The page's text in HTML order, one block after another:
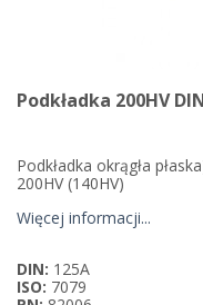
Podkładka 200HV
Podkładka okrągła
200HV (140HV)
Więcej informacji...
DIN: 125A
ISO: 7079